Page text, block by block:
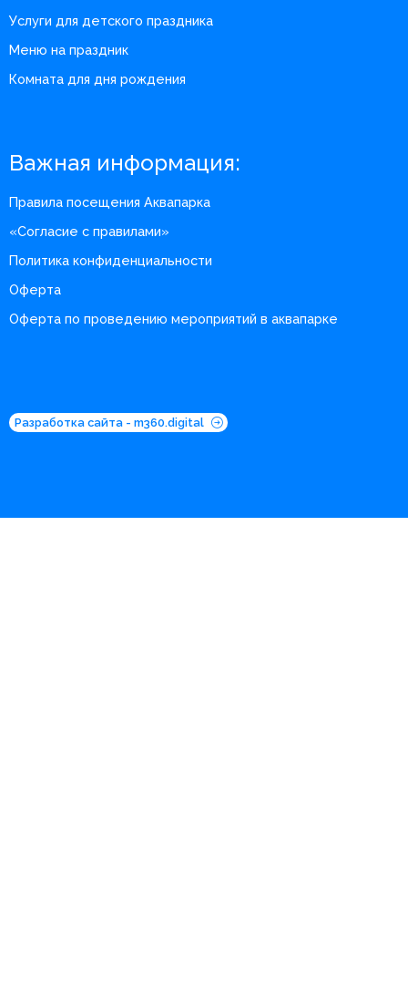
Услуги для детского праздника
Меню на праздник
Комната для дня рождения
Важная информация:
Правила посещения Аквапарка
«Согласие с правилами»
Политика конфиденциальности
Оферта
Оферта по проведению мероприятий в аквапарке
Разработка сайта - m360.digital